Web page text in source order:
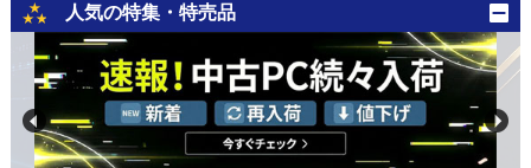
人気の特集・特売品